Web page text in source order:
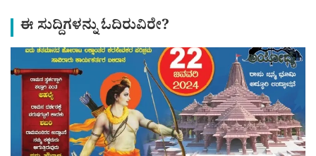
ಈ ಸುದ್ದಿಗಳನ್ನು ಓದಿರುವಿರೇ?